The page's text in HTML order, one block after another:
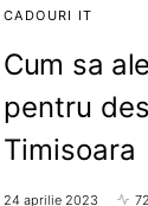
CADOURI IT
Cum sa
pentru
Timisoara
24 aprilie 2023